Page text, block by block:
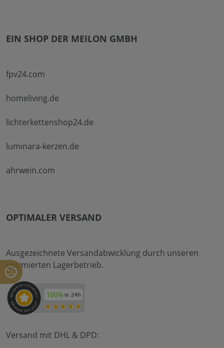
EIN SHOP DER MEILON GMBH
fpv24.com
homeliving.de
lichterkettenshop24.de
luminara-kerzen.de
ahrwein.com
OPTIMALER VERSAND
Ausgezeichnete Versandabwicklung durch unseren
optimierten Lagerbetrieb.
Versand mit DHL & DPD: